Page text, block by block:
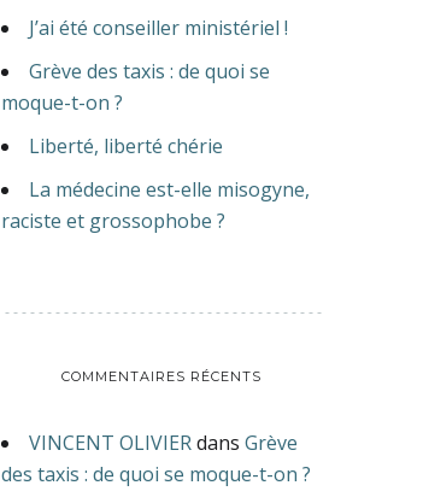
J’ai été conseiller ministériel !
Grève des taxis : de quoi se
moque-t-on ?
Liberté, liberté chérie
La médecine est-elle misogyne,
raciste et grossophobe ?
COMMENTAIRES RÉCENTS
VINCENT OLIVIERdans Grève
des taxis : de quoi se moque-t-on ?